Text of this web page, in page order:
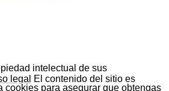
intelectual de sus
legal El contenido del sitio es
cookies para asegurar que obtengas